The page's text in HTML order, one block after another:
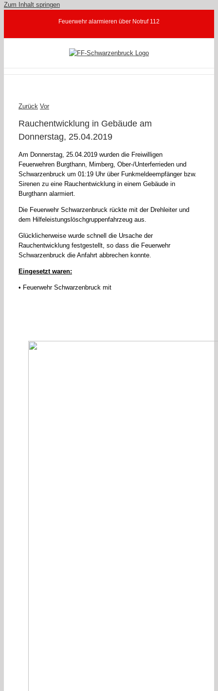
Zum Inhalt springen
Feuerwehr alarmieren über Notruf 112
Zurück Vor
Rauchentwicklung in Gebäude am
Donnerstag, 25.04.2019
Am Donnerstag, 25.04.2019 wurden die Freiwilligen
Feuerwehren Burgthann, Mimberg, Ober-/Unterferrieden und
Schwarzenbruck um 01:19 Uhr über Funkmeldeempfänger bzw.
Sirenen zu eine Rauchentwicklung in einem Gebäude in
Burgthann alarmiert.
Die Feuerwehr Schwarzenbruck rückte mit der Drehleiter und
dem Hilfeleistungslöschgruppenfahrzeug aus.
Glücklicherweise wurde schnell die Ursache der
Rauchentwicklung festgestellt, so dass die Feuerwehr
Schwarzenbruck die Anfahrt abbrechen konnte.
Eingesetzt waren:
• Feuerwehr Schwarzenbruck mit